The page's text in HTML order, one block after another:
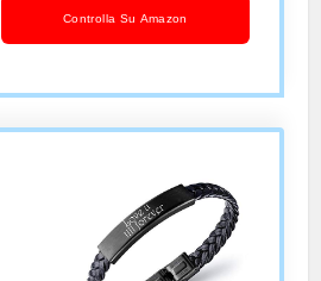
Controlla Su Amazon